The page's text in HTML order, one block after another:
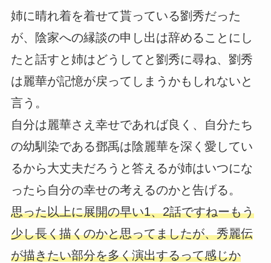
姉に晴れ着を着せて貰っている劉秀だった
が、陰家への縁談の申し出は辞めることにし
たと話すと姉はどうしてと劉秀に尋ね、劉秀
は麗華が記憶が戻ってしまうかもしれないと
言う。
自分は麗華さえ幸せであれば良く、自分たち
の幼馴染である鄧禹は陰麗華を深く愛してい
るから大丈夫だろうと答えるが姉はいつにな
ったら自分の幸せの考えるのかと告げる。
思った以上に展開の早い1、2話ですねーもう
少し長く描くのかと思ってましたが、秀麗伝
が描きたい部分を多く演出するって感じか